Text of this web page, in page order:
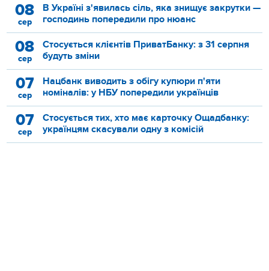
08
сер
В Україні з'явилась сіль, яка знищує закрутки —
господинь попередили про нюанс
08
сер
Стосується клієнтів ПриватБанку: з 31 серпня
будуть зміни
07
сер
Нацбанк виводить з обігу купюри п'яти
номіналів: у НБУ попередили українців
07
сер
Стосується тих, хто має карточку Ощадбанку:
українцям скасували одну з комісій